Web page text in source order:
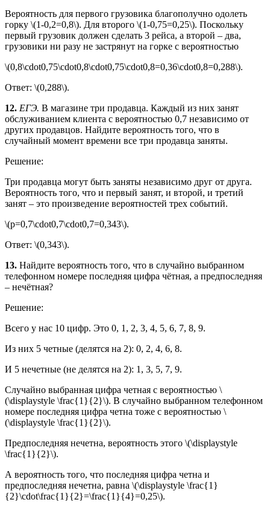
Вероятность для первого грузовика благополучно одолеть
горку \(1-0,2=0,8\). Для второго \(1-0,75=0,25\). Поскольку
первый грузовик должен сделать 3 рейса, а второй – два,
грузовики ни разу не застрянут на горке с вероятностью
\(0,8\cdot0,75\cdot0,8\cdot0,75\cdot0,8=0,36\cdot0,8=0,288\).
Ответ: \(0,288\).
12. ЕГЭ. В магазине три продавца. Каждый из них занят
обслуживанием клиента с вероятностью 0,7 независимо от
других продавцов. Найдите вероятность того, что в
случайный момент времени все три продавца заняты.
Решение:
Три продавца могут быть заняты независимо друг от друга.
Вероятность того, что и первый занят, и второй, и третий
занят – это произведение вероятностей трех событий.
\(p=0,7\cdot0,7\cdot0,7=0,343\).
Ответ: \(0,343\).
13. Найдите вероятность того, что в случайно выбранном
телефонном номере последняя цифра чётная, а предпоследняя
– нечётная?
Решение:
Всего у нас 10 цифр. Это 0, 1, 2, 3, 4, 5, 6, 7, 8, 9.
Из них 5 четные (делятся на 2): 0, 2, 4, 6, 8.
И 5 нечетные (не делятся на 2): 1, 3, 5, 7, 9.
Случайно выбранная цифра четная с вероятностью \
(\displaystyle \frac{1}{2}\). В случайно выбранном телефонном
номере последняя цифра четна тоже с вероятностью \
(\displaystyle \frac{1}{2}\).
Предпоследняя нечетна, вероятность этого \(\displaystyle
\frac{1}{2}\).
А вероятность того, что последняя цифра четна и
предпоследняя нечетна, равна \(\displaystyle \frac{1}
{2}\cdot\frac{1}{2}=\frac{1}{4}=0,25\).